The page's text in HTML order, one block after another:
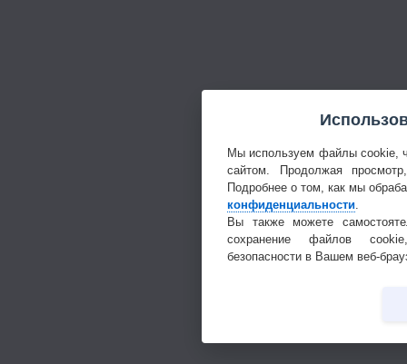
Мы используем файлы cookie,
сайтом. Продолжая
Подробнее о том, как мы
конфиденциальности
Вы также можете
сохранение файлов
безопасности в Вашем веб-